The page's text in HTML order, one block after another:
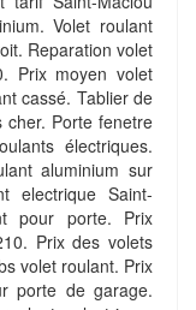
Volet roulant
Reparation volet
Prix moyen volet
cassé. Tablier de
Porte fenetre
électriques.
aluminium sur
electrique Saint-
pour porte. Prix
Prix des volets
volet roulant. Prix
porte de garage.